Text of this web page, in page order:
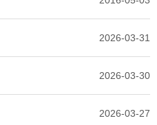
2026-03-31
2026-03-30
2026-03-27